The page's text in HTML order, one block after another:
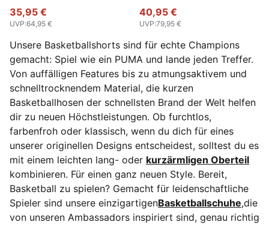
35,95 €
UVP:64,95 €
40,95 €
UVP:79,95 €
Unsere Basketballshorts sind für echte Champions
gemacht: Spiel wie ein PUMA und lande jeden Treffer.
Von auffälligen Features bis zu atmungsaktivem und
schnelltrocknendem Material, die kurzen
Basketballhosen der schnellsten Brand der Welt helfen
dir zu neuen Höchstleistungen. Ob furchtlos,
farbenfroh oder klassisch, wenn du dich für eines
unserer originellen Designs entscheidest, solltest du es
mit einem leichten lang- oder kurzärmligen Oberteil
kombinieren. Für einen ganz neuen Style. Bereit,
Basketball zu spielen? Gemacht für leidenschaftliche
Spieler sind unsere einzigartigenBasketballschuhe,die
von unseren Ambassadors inspiriert sind, genau richtig